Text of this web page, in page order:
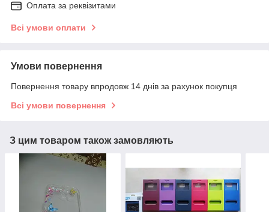
Оплата за реквізитами
Всі умови оплати
Умови повернення
Повернення товару впродовж 14 днів за рахунок покупця
Всі умови повернення
З цим товаром також замовляють